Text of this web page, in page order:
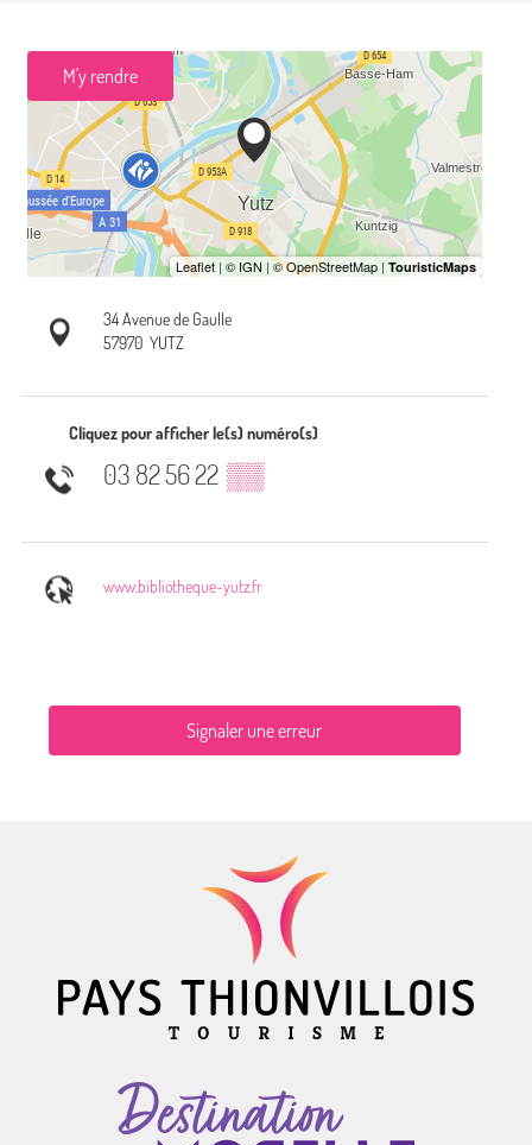
M'y rendre
34 Avenue de Gaulle
57970 YUTZ
Cliquez pour afficher le(s) numéro(s)
03 82 56 22 ▒▒
www.bibliotheque-yutz.fr
Signaler une erreur